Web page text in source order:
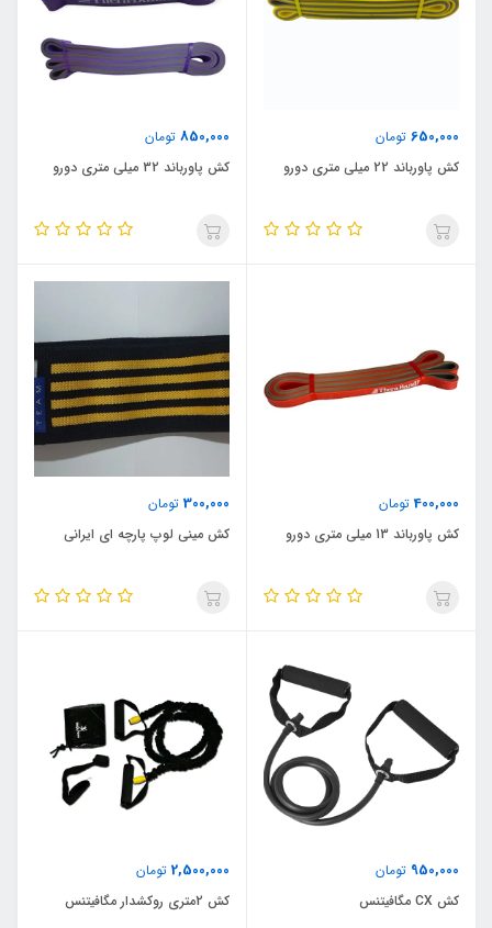
650,000 تومان
کش پاورباند 22 میلی متری دورو
850,000 تومان
کش پاورباند 32 میلی متری دورو
400,000تومان
کش پاورباند 13 میلی متری دورو
300,000 تومان
کش مینی لوپ پارچه ای ایرانی
950,000 تومان
کش CX مگافیتنس
2,500,000 تومان
کش 2متری روکشدار مگافیتنس